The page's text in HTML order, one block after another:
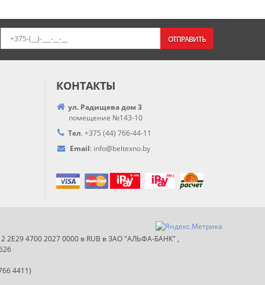
ОТПРАВИТЬ
КОНТАКТЫ
ул. Радищева дом 3
помещение №143-10
Тел. +375 (44) 766-44-11
Email: info@beltexno.by
2E29 4700 2027 0000 в RUB в ЗАО "АЛЬФА-БАНК" ,
4411)